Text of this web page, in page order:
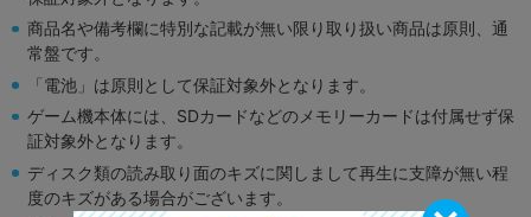
商品名や備考欄に特別な記載が無い限り取り扱い商品は原則、通
常盤です。
「電池」は原則として保証対象外となります。
ゲーム機本体には、SDカードなどのメモリーカードは付属せず保
証対象外となります。
ディスク類の読み取り面のキズに関しまして再生に支障が無い程
度のキズがある場合がございます。